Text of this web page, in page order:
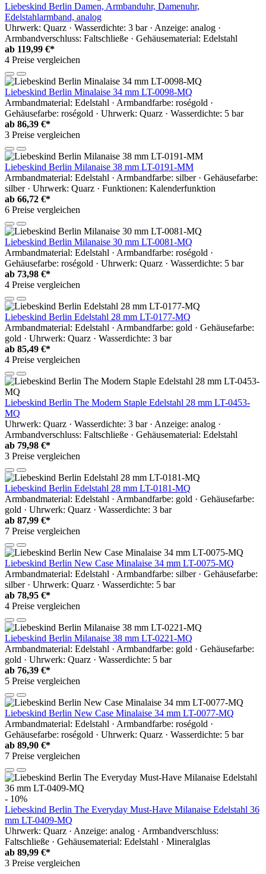
Liebeskind Berlin Damen, Armbanduhr, Damenuhr,
Edelstahlarmband, analog
Uhrwerk: Quarz · Wasserdichte: 3 bar · Anzeige: analog ·
Armbandverschluss: Faltschließe · Gehäusematerial: Edelstahl
ab 119,99 €*
4 Preise vergleichen
Liebeskind Berlin Minalaise 34 mm LT-0098-MQ
Armbandmaterial: Edelstahl · Armbandfarbe: roségold ·
Gehäusefarbe: roségold · Uhrwerk: Quarz · Wasserdichte: 5 bar
ab 86,39 €*
3 Preise vergleichen
Liebeskind Berlin Milanaise 38 mm LT-0191-MM
Armbandmaterial: Edelstahl · Armbandfarbe: silber · Gehäusefarbe:
silber · Uhrwerk: Quarz · Funktionen: Kalenderfunktion
ab 66,72 €*
6 Preise vergleichen
Liebeskind Berlin Milanaise 30 mm LT-0081-MQ
Armbandmaterial: Edelstahl · Armbandfarbe: roségold ·
Gehäusefarbe: roségold · Uhrwerk: Quarz · Wasserdichte: 5 bar
ab 73,98 €*
4 Preise vergleichen
Liebeskind Berlin Edelstahl 28 mm LT-0177-MQ
Armbandmaterial: Edelstahl · Armbandfarbe: gold · Gehäusefarbe:
gold · Uhrwerk: Quarz · Wasserdichte: 3 bar
ab 85,49 €*
4 Preise vergleichen
Liebeskind Berlin The Modern Staple Edelstahl 28 mm LT-0453-
MQ
Uhrwerk: Quarz · Wasserdichte: 3 bar · Anzeige: analog ·
Armbandverschluss: Faltschließe · Gehäusematerial: Edelstahl
ab 79,98 €*
3 Preise vergleichen
Liebeskind Berlin Edelstahl 28 mm LT-0181-MQ
Armbandmaterial: Edelstahl · Armbandfarbe: gold · Gehäusefarbe:
gold · Uhrwerk: Quarz · Wasserdichte: 3 bar
ab 87,99 €*
7 Preise vergleichen
Liebeskind Berlin New Case Minalaise 34 mm LT-0075-MQ
Armbandmaterial: Edelstahl · Armbandfarbe: silber · Gehäusefarbe:
silber · Uhrwerk: Quarz · Wasserdichte: 5 bar
ab 78,95 €*
4 Preise vergleichen
Liebeskind Berlin Milanaise 38 mm LT-0221-MQ
Armbandmaterial: Edelstahl · Armbandfarbe: gold · Gehäusefarbe:
gold · Uhrwerk: Quarz · Wasserdichte: 5 bar
ab 76,39 €*
5 Preise vergleichen
Liebeskind Berlin New Case Minalaise 34 mm LT-0077-MQ
Armbandmaterial: Edelstahl · Armbandfarbe: roségold ·
Gehäusefarbe: roségold · Uhrwerk: Quarz · Wasserdichte: 5 bar
ab 89,90 €*
7 Preise vergleichen
- 10%
Liebeskind Berlin The Everyday Must-Have Milanaise Edelstahl 36
mm LT-0409-MQ
Uhrwerk: Quarz · Anzeige: analog · Armbandverschluss:
Faltschließe · Gehäusematerial: Edelstahl · Mineralglas
ab 89,99 €*
3 Preise vergleichen